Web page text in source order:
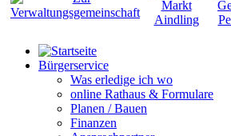
Bürgerservice
Was erledige ich wo
online Rathaus & Formulare
Planen / Bauen
Finanzen